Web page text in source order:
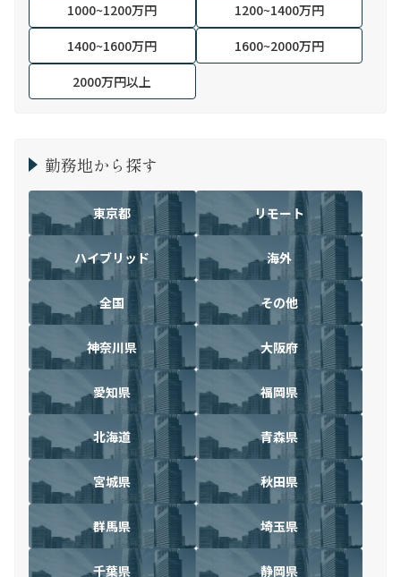
1000~1200万円
1200~1400万円
1400~1600万円
1600~2000万円
2000万円以上
勤務地から探す
東京都 リモート
ハイブリッド 海外
全国 その他
神奈川県 大阪府
愛知県 福岡県
北海道 青森県
宮城県 秋田県
群馬県 埼玉県
千葉県 静岡県